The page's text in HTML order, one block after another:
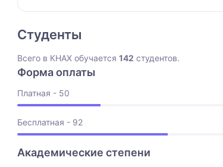
Студенты
Всего в КНАХ обучается 142 студентов.
Форма оплаты
Платная - 50
Бесплатная - 92
Академические степени